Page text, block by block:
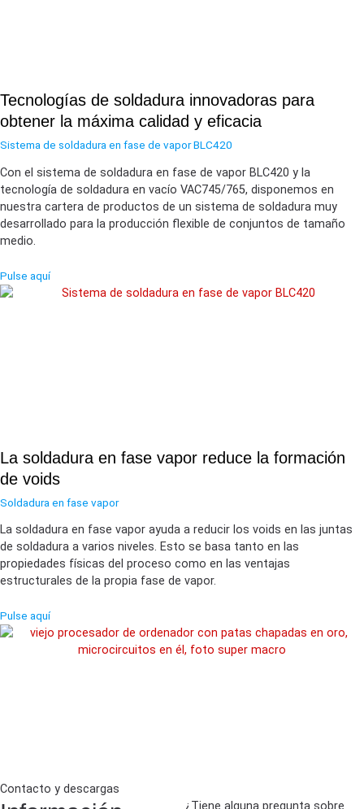
Tecnologías de soldadura innovadoras para
obtener la máxima calidad y eficacia
Sistema de soldadura en fase de vapor BLC420
Con el sistema de soldadura en fase de vapor BLC420 y la
tecnología de soldadura en vacío VAC745/765, disponemos en
nuestra cartera de productos de un sistema de soldadura muy
desarrollado para la producción flexible de conjuntos de tamaño
medio.
Pulse aquí
La soldadura en fase vapor reduce la formación
de voids
Soldadura en fase vapor
La soldadura en fase vapor ayuda a reducir los voids en las juntas
de soldadura a varios niveles. Esto se basa tanto en las
propiedades físicas del proceso como en las ventajas
estructurales de la propia fase de vapor.
Pulse aquí
Contacto y descargas